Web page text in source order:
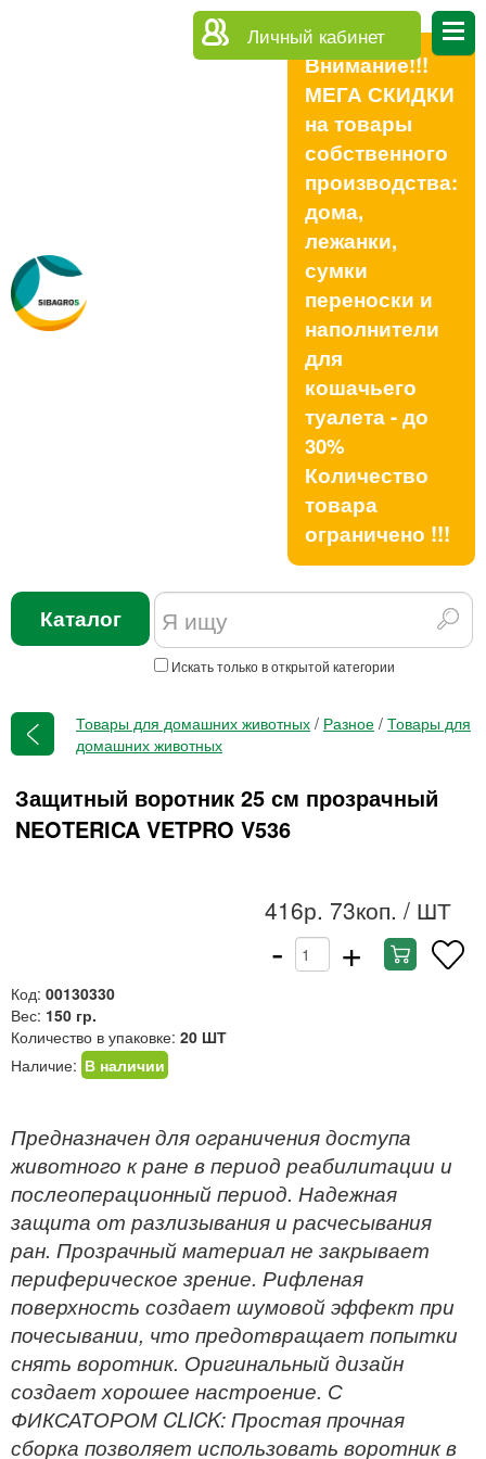
Личный кабинет
Внимание!!!
МЕГА СКИДКИ
на товары
собственного
производства:
дома,
лежанки,
сумки
переноски и
наполнители
для
кошачьего
туалета - до
30%
Количество
товара
ограничено !!!
Каталог
Искать только в открытой категории
Товары для домашних животных / Разное / Товары для
домашних животных
Защитный воротник 25 см прозрачный
NEOTERICA VETPRO V536
416р. 73коп. / ШТ
- +
Код: 00130330
Вес: 150 гр.
Количество в упаковке: 20 ШТ
Наличие: В наличии
Предназначен для ограничения доступа
животного к ране в период реабилитации и
послеоперационный период. Надежная
защита от разлизывания и расчесывания
ран. Прозрачный материал не закрывает
периферическое зрение. Рифленая
поверхность создает шумовой эффект при
почесывании, что предотвращает попытки
снять воротник. Оригинальный дизайн
создает хорошее настроение. С
ФИКСАТОРОМ CLICK: Простая прочная
сборка позволяет использовать воротник в